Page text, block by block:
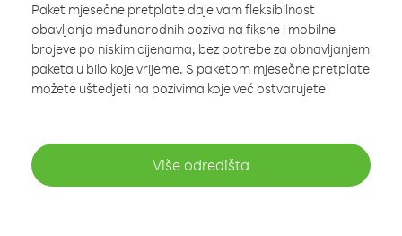
Paket mjesečne pretplate daje vam fleksibilnost
obavljanja međunarodnih poziva na fiksne i mobilne
brojeve po niskim cijenama, bez potrebe za obnavljanjem
paketa u bilo koje vrijeme. S paketom mjesečne pretplate
možete uštedjeti na pozivima koje već ostvarujete
Više odredišta